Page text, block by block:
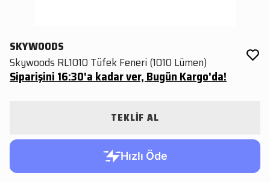
SKYWOODS
Skywoods RL1010 Tüfek Feneri (1010 Lümen)
Siparişini 16:30'a kadar ver, Bugün Kargo'da!
TEKLİF AL